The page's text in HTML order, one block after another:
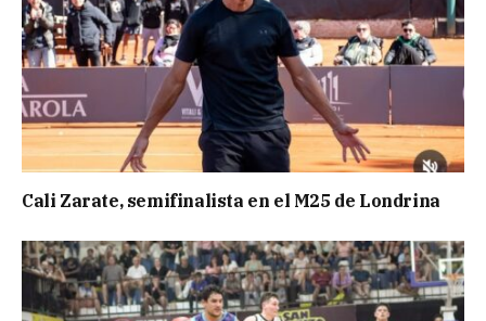
Cali Zarate, semifinalista en el M25 de Londrina